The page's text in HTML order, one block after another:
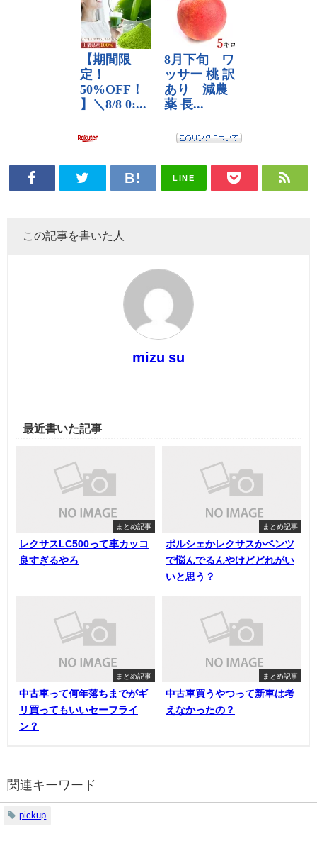
LINE
この記事を書いた人
mizu su
最近書いた記事
まとめ記事
レクサスLC500って車カッコ
良すぎるやろ
まとめ記事
ポルシェかレクサスかベンツ
で悩んでるんやけどどれがい
いと思う？
まとめ記事
中古車って何年落ちまでがギ
リ買ってもいいセーフライ
ン？
まとめ記事
中古車買うやつって新車は考
えなかったの？
関連キーワード
pickup